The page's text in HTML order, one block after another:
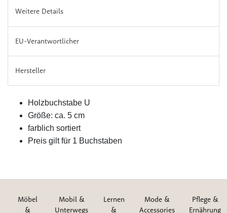
Weitere Details
EU-Verantwortlicher
Hersteller
Holzbuchstabe U
Größe: ca. 5 cm
farblich sortiert
Preis gilt für 1 Buchstaben
Möbel
&
Mobil &
Unterwegs
Lernen
&
Mode &
Accessories
Pflege &
Ernährung